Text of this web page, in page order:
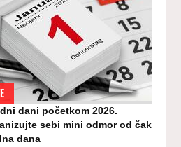
dani početkom 2026.
sebi mini odmor od čak
dana